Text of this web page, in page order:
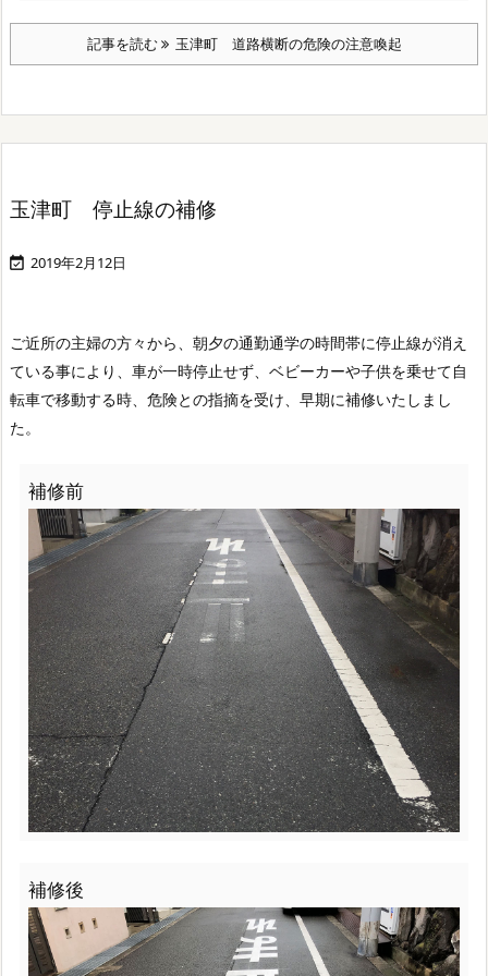
記事を読む 玉津町 道路横断の危険の注意喚起
玉津町 停止線の補修
 2019年2月12日
ご近所の主婦の方々から、朝夕の通勤通学の時間帯に停止線が消え
ている事により、車が一時停止せず、ベビーカーや子供を乗せて自
転車で移動する時、危険との指摘を受け、早期に補修いたしまし
た。
補修前
補修後